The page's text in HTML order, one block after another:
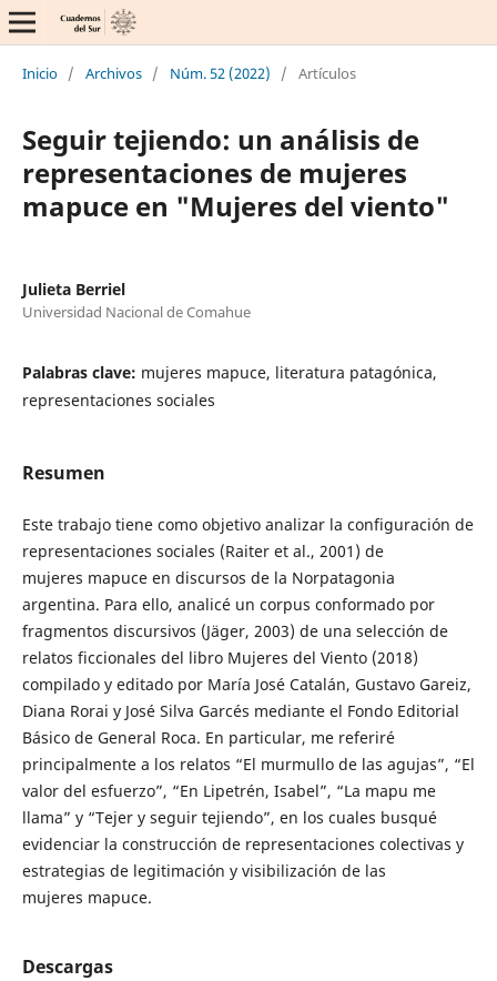
Inicio / Archivos / Núm. 52 (2022) / Artículos
Seguir tejiendo: un análisis de
representaciones de mujeres
mapuce en "Mujeres del viento"
Julieta Berriel
Universidad Nacional de Comahue
Palabras clave: mujeres mapuce, literatura patagónica,
representaciones sociales
Resumen
Este trabajo tiene como objetivo analizar la configuración de
representaciones sociales (Raiter et al., 2001) de
mujeres mapuce en discursos de la Norpatagonia
argentina. Para ello, analicé un corpus conformado por
fragmentos discursivos (Jäger, 2003) de una selección de
relatos ficcionales del libro Mujeres del Viento (2018)
compilado y editado por María José Catalán, Gustavo Gareiz,
Diana Rorai y José Silva Garcés mediante el Fondo Editorial
Básico de General Roca. En particular, me referiré
principalmente a los relatos “El murmullo de las agujas”, “El
valor del esfuerzo”, “En Lipetrén, Isabel”, “La mapu me
llama” y “Tejer y seguir tejiendo”, en los cuales busqué
evidenciar la construcción de representaciones colectivas y
estrategias de legitimación y visibilización de las
mujeres mapuce.
Descargas